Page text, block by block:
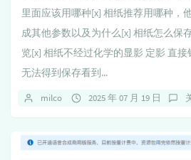
里面应该用哪种[x] 相纸推荐用哪种，
成其他参数以及为什么[x] 相纸怎么保
览[x] 相纸不经过化学的显影 定影 直
无法得到保存看到...
milco 2025 年 07 月 19 日